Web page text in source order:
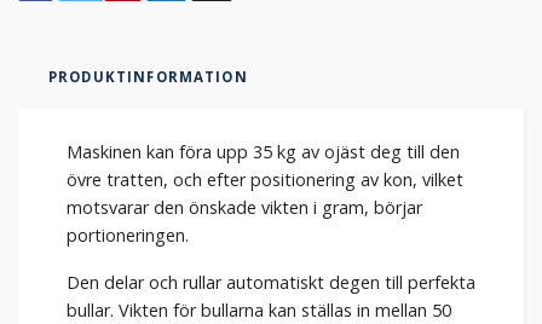
PRODUKTINFORMATION
Maskinen kan föra upp 35 kg av ojäst deg till den
övre tratten, och efter positionering av kon, vilket
motsvarar den önskade vikten i gram, börjar
portioneringen.
Den delar och rullar automatiskt degen till perfekta
bullar. Vikten för bullarna kan ställas in mellan 50